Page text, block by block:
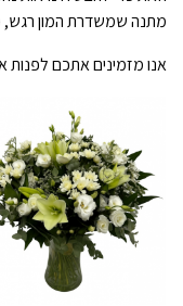
מתנה שמשדרת המון רגש,
אנו מזמינים אתכם לפנות